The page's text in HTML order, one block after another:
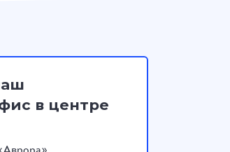
в центре